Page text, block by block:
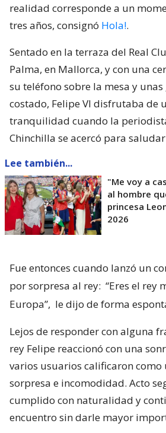
realidad corresponde a un
tres años, consignó Hola!.
Sentado en la terraza del Real
Palma, en Mallorca, y con una
su teléfono sobre la mesa y
costado, Felipe VI disfrutaba de
tranquilidad cuando la
Chinchilla se acercó para
Lee también...
"Me voy a
al hombre
princesa
2026
Fue entonces cuando lanzó un
por sorpresa al rey: “Eres el rey
Europa”, le dijo de forma
Lejos de responder con alguna
rey Felipe reaccionó con una
varios usuarios calificaron como
sorpresa e incomodidad. Acto
cumplido con naturalidad y
encuentro sin darle mayor